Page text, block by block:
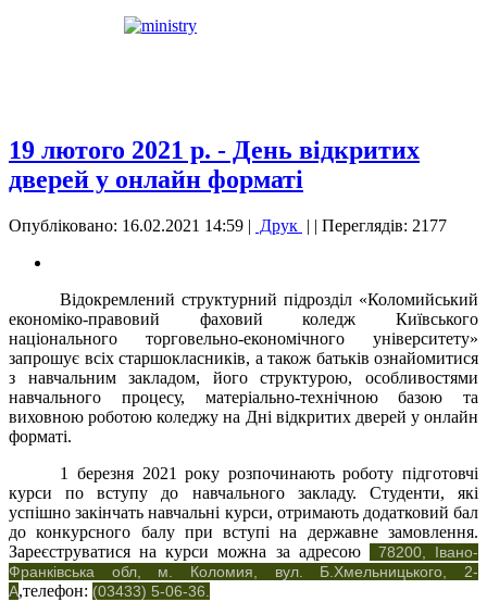
19 лютого 2021 р. - День відкритих
дверей у онлайн форматі
Опубліковано: 16.02.2021 14:59 | Друк | | Переглядів: 2177
Відокремлений структурний підрозділ «Коломийський
економіко-правовий фаховий коледж Київського
національного торговельно-економічного університету»
запрошує всіх старшокласників, а також батьків ознайомитися
з навчальним закладом, його структурою, особливостями
навчального процесу, матеріально-технічною базою та
виховною роботою коледжу на Дні відкритих дверей у онлайн
форматі.
1 березня 2021 року розпочинають роботу підготовчі
курси по вступу до навчального закладу. Студенти, які
успішно закінчать навчальні курси, отримають додатковий бал
до конкурсного балу при вступі на державне замовлення.
Зареєструватися на курси можна за адресою
78200, Івано-
Франківська обл, м. Коломия, вул. Б.Хмельницького, 2-
А,телефон: (03433) 5-06-36.